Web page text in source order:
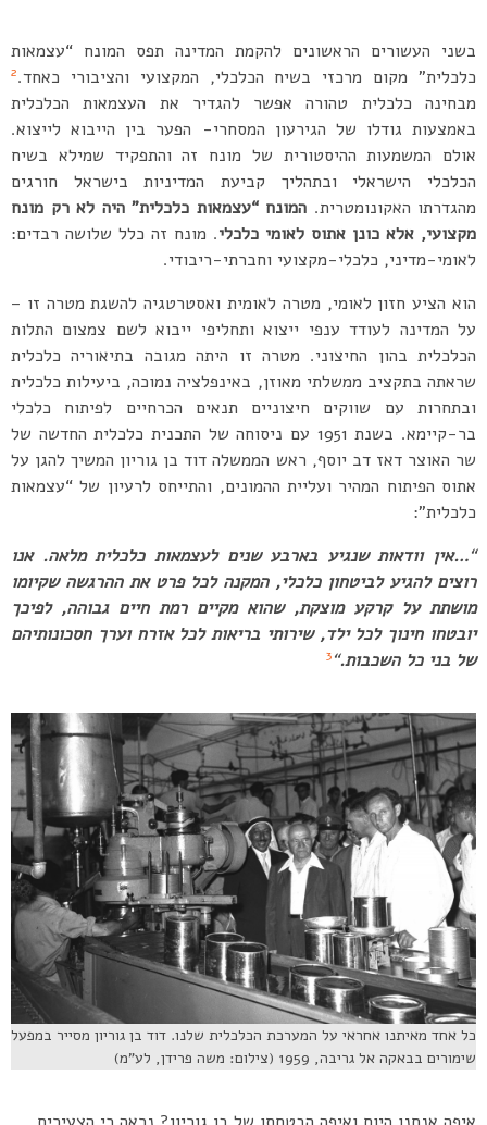
בשני העשורים הראשונים להקמת המדינה תפס המונח “עצמאות
כלכלית” מקום מרכזי בשיח הכלכלי, המקצועי והציבורי כאחד.2
מבחינה כלכלית טהורה אפשר להגדיר את העצמאות הכלכלית
באמצעות גודלו של הגירעון המסחרי- הפער בין הייבוא לייצוא.
אולם המשמעות ההיסטורית של מונח זה והתפקיד שמילא בשיח
הכלכלי הישראלי ובתהליך קביעת המדיניות בישראל חורגים
מהגדרתו האקונומטרית. המונח “עצמאות כלכלית” היה לא רק מונח
מקצועי, אלא כונן אתוס לאומי כלכלי. מונח זה כלל שלושה רבדים:
לאומי-מדיני, כלכלי-מקצועי וחברתי-ריבודי.
הוא הציע חזון לאומי, מטרה לאומית ואסטרטגיה להשגת מטרה זו –
על המדינה לעודד ענפי ייצוא ותחליפי ייבוא לשם צמצום התלות
הכלכלית בהון החיצוני. מטרה זו היתה מגובה בתיאוריה כלכלית
שראתה בתקציב ממשלתי מאוזן, באינפלציה נמוכה, ביעילות כלכלית
ובתחרות עם שווקים חיצוניים תנאים הכרחיים לפיתוח כלכלי
בר-קיימא. בשנת 1951 עם ניסוחה של התכנית כלכלית החדשה של
שר האוצר דאז דב יוסף, ראש הממשלה דוד בן גוריון המשיך להגן על
אתוס הפיתוח המהיר ועליית ההמונים, והתייחס לרעיון של “עצמאות
כלכלית”:
“…אין וודאות שנגיע בארבע שנים לעצמאות כלכלית מלאה. אנו
רוצים להגיע לביטחון כלכלי, המקנה לכל פרט את ההרגשה שקיומו
מושתת על קרקע מוצקת, שהוא מקיים רמת חיים גבוהה, לפיכך
יובטחו חינוך לכל ילד, שירותי בריאות לכל אזרח וערך חסכונותיהם
של בני כל השכבות.“
3
כל אחד מאיתנו אחראי על המערכת הכלכלית שלנו. דוד בן גוריון מסייר במפעל
שימורים בבאקה אל גריבה, 1959 (צילום: משה פרידן, לע”מ)